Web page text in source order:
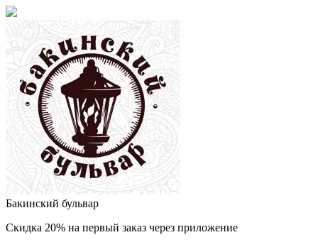
Бакинский бульвар
Скидка 20% на первый заказ через приложение